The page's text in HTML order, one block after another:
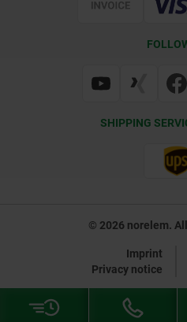
Web Support
SHIPPING
© 2026 norelem.
Imprint
Privacy notice